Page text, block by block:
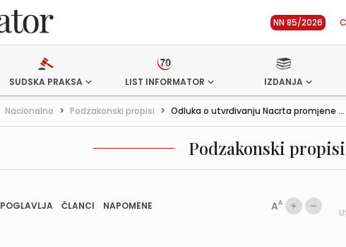
NN 85/2026
SUDSKA PRAKSA LIST INFORMATOR IZDANJA
Nacionalno > Podzakonski propisi > Odluka o utvrđivanju Nacrta promjene ...
Podzakonski propisi
POGLAVLJA ČLANCI NAPOMENE AA